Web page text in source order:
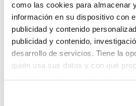
como las cookies para almacenar
información en su dispositivo con
publicidad y contenido
publicidad y contenido,
desarrollo de servicios. Tiene la
quién usa sus datos y con qué
Lo sentimos, no
te hemos traido
Pero puedes encontrar el
buscando en alguno de estos